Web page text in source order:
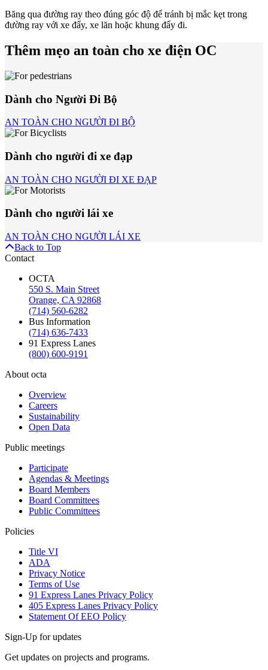
Băng qua đường ray theo đúng góc độ để tránh bị mắc kẹt trong
đường ray với xe đẩy, xe lăn hoặc khung đẩy đi.
Thêm mẹo an toàn cho xe điện OC
Dành cho Người Đi Bộ
AN TOÀN CHO NGƯỜI ĐI BỘ
Dành cho người đi xe đạp
AN TOÀN CHO NGƯỜI ĐI XE ĐẠP
Dành cho người lái xe
AN TOÀN CHO NGƯỜI LÁI XE
Back to Top
Contact
OCTA
550 S. Main Street
Orange, CA 92868
(714) 560-6282
Bus Information
(714) 636-7433
91 Express Lanes
(800) 600-9191
About octa
Overview
Careers
Sustainability
Open Data
Public meetings
Participate
Agendas & Meetings
Board Members
Board Committees
Public Committees
Policies
Title VI
ADA
Privacy Notice
Terms of Use
91 Express Lanes Privacy Policy
405 Express Lanes Privacy Policy
Statement Of EEO Policy
Sign-Up for updates
Get updates on projects and programs.